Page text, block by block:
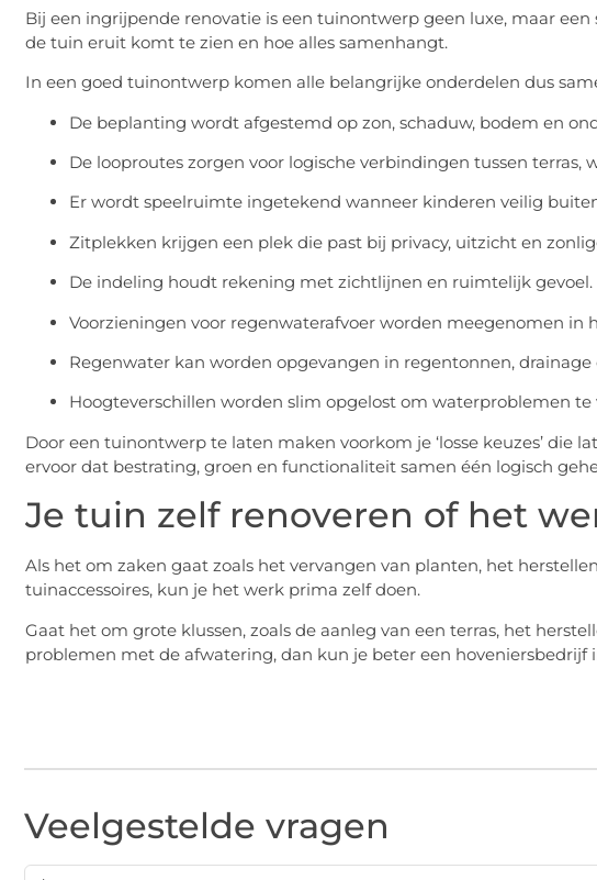
Bij een ingrijpende renovatie is een tuinontwerp geen luxe, maar
de tuin eruit komt te zien en hoe alles samenhangt.
In een goed tuinontwerp komen alle belangrijke onderdelen dus
De beplanting wordt afgestemd op zon, schaduw, bodem en
De looproutes zorgen voor logische verbindingen tussen terras,
Er wordt speelruimte ingetekend wanneer kinderen veilig
Zitplekken krijgen een plek die past bij privacy, uitzicht en
De indeling houdt rekening met zichtlijnen en ruimtelijk gevoel.
Voorzieningen voor regenwaterafvoer worden meegenomen in
Regenwater kan worden opgevangen in regentonnen,
Hoogteverschillen worden slim opgelost om waterproblemen te
Door een tuinontwerp te laten maken voorkom je ‘losse keuzes’ die
ervoor dat bestrating, groen en functionaliteit samen één logisch
Je tuin zelf renoveren of het
Als het om zaken gaat zoals het vervangen van planten, het
tuinaccessoires, kun je het werk prima zelf doen.
Gaat het om grote klussen, zoals de aanleg van een terras, het
problemen met de afwatering, dan kun je beter een hoveniersbedrijf
Veelgestelde vragen